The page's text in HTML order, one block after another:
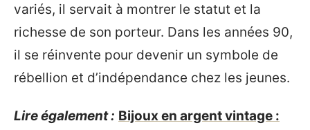
variés, il servait à montrer le statut et la
richesse de son porteur. Dans les années 90,
il se réinvente pour devenir un symbole de
rébellion et d’indépendance chez les jeunes.
Lire également : Bijoux en argent vintage :